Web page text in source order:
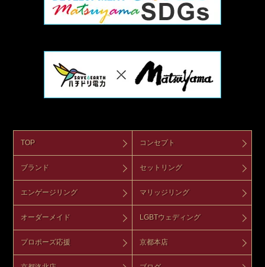
TOP コンセプト
ブランド セットリング
エンゲージリング マリッジリング
オーダーメイド LGBTウェディング
プロポーズ応援 京都本店